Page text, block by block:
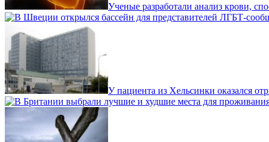
Ученые разработали анализ крови,
У пациента из Хельсинки оказался